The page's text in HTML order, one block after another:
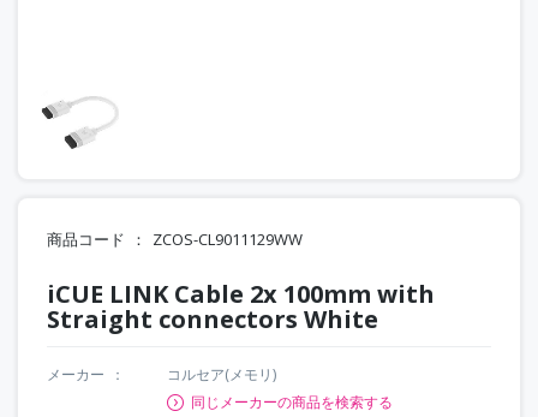
商品コード ZCOS-CL9011129WW
iCUE LINK Cable 2x 100mm with
Straight connectors White
メーカー
コルセア(メモリ)
同じメーカーの商品を検索する